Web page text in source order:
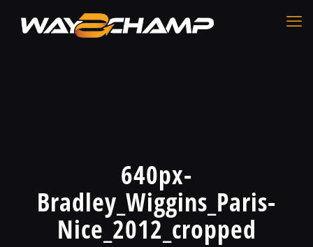
640px-
Bradley_Wiggins_Paris-
Nice_2012_cropped